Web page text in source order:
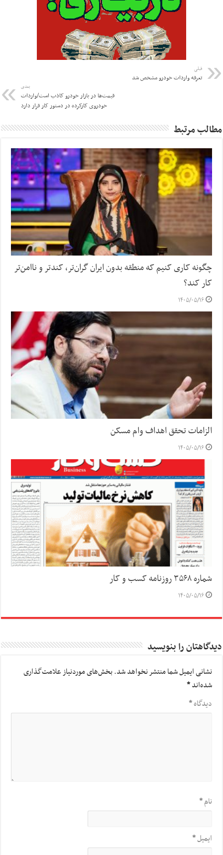
قبلی
تعرفه واردات خودرو مشخص شد
بعدی
قیمت‌ها در بازار خودرو کاذب است/واردات
خودروی کارکرده در دستور کار قرار دارد
مطالب مرتبط
چگونه کاری کنیم که منطقه بدون ایران گران‌تر، کندتر و ناامن‌تر
کار کند؟
۱۴۰۵/۰۵/۱۶
الزامات تحقق اهداف وام مسکن
۱۴۰۵/۰۵/۱۶
شماره ۳۵۶۸ روزنامه کسب و کار
۱۴۰۵/۰۵/۱۶
دیدگاهتان را بنویسید
نشانی ایمیل شما منتشر نخواهد شد.بخش‌های موردنیاز علامت‌گذاری
شده‌اند*
دیدگاه*
نام*
ایمیل*